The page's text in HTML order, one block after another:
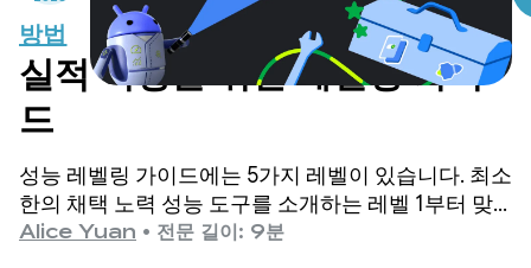
방법
실적 여정을 위한 레벨링 가이
드
성능 레벨링 가이드에는 5가지 레벨이 있습니다. 최소
한의 채택 노력 성능 도구를 소개하는 레벨 1부터 맞
춤 성능 프레임워크를 유지할 리소스가 있는 앱에 적
Alice Yuan • 전문 길이: 9분